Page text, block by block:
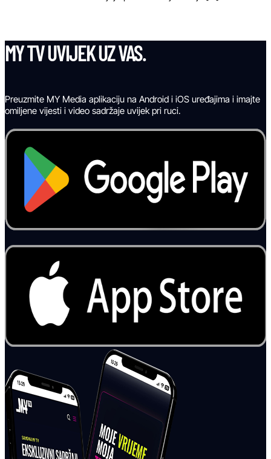
MY TV UVIJEK UZ VAS.
Preuzmite MY Media aplikaciju na Android i iOS uređajima i imajte
omiljene vijesti i video sadržaje uvijek pri ruci.